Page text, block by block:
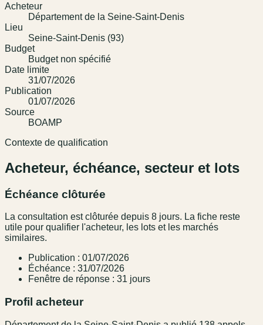
Acheteur
Département de la Seine-Saint-Denis
Lieu
Seine-Saint-Denis (93)
Budget
Budget non spécifié
Date limite
31/07/2026
Publication
01/07/2026
Source
BOAMP
Contexte de qualification
Acheteur, échéance, secteur et lots
Échéance clôturée
La consultation est clôturée depuis 8 jours. La fiche reste
utile pour qualifier l'acheteur, les lots et les marchés
similaires.
Publication : 01/07/2026
Échéance : 31/07/2026
Fenêtre de réponse : 31 jours
Profil acheteur